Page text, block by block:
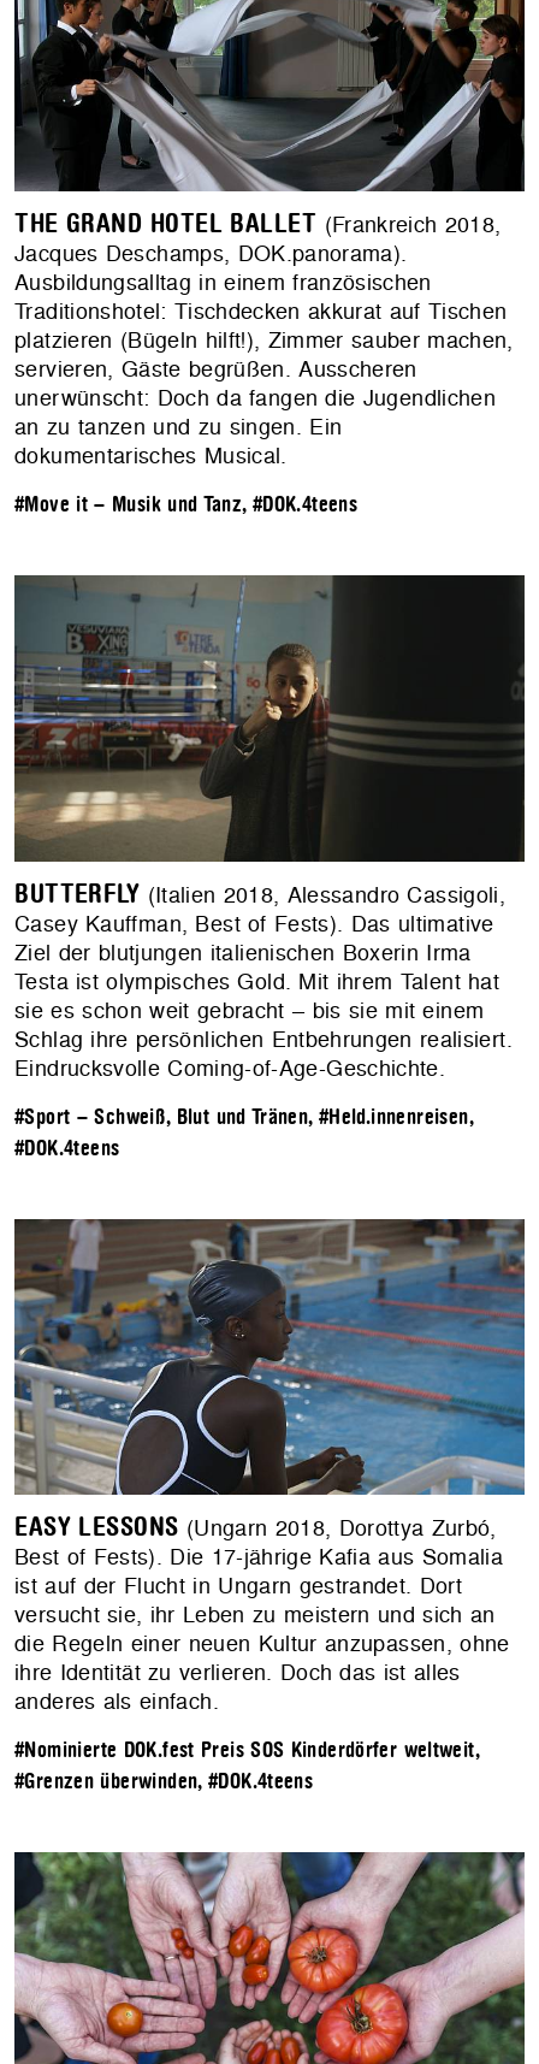
THE GRAND HOTEL BALLET (Frankreich 2018,
Jacques Deschamps, DOK.panorama).
Ausbildungsalltag in einem französischen
Traditionshotel: Tischdecken akkurat auf Tischen
platzieren (Bügeln hilft!), Zimmer sauber machen,
servieren, Gäste begrüßen. Ausscheren
unerwünscht: Doch da fangen die Jugendlichen
an zu tanzen und zu singen. Ein
dokumentarisches Musical.
#Move it – Musik und Tanz, #DOK.4teens
BUTTERFLY (Italien 2018, Alessandro Cassigoli,
Casey Kauffman, Best of Fests). Das ultimative
Ziel der blutjungen italienischen Boxerin Irma
Testa ist olympisches Gold. Mit ihrem Talent hat
sie es schon weit gebracht – bis sie mit einem
Schlag ihre persönlichen Entbehrungen realisiert.
Eindrucksvolle Coming-of-Age-Geschichte.
#Sport – Schweiß, Blut und Tränen, #Held.innenreisen,
#DOK.4teens
EASY LESSONS (Ungarn 2018, Dorottya Zurbó,
Best of Fests). Die 17-jährige Kafia aus Somalia
ist auf der Flucht in Ungarn gestrandet. Dort
versucht sie, ihr Leben zu meistern und sich an
die Regeln einer neuen Kultur anzupassen, ohne
ihre Identität zu verlieren. Doch das ist alles
anderes als einfach.
#Nominierte DOK.fest Preis SOS Kinderdörfer weltweit,
#Grenzen überwinden, #DOK.4teens